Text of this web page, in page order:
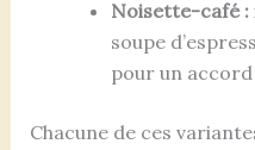
Noisette-café :
soupe
pour un
Chacune de ces